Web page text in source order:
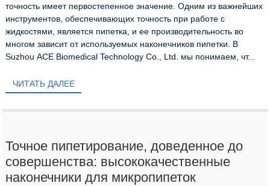
точность имеет первостепенное значение. Одним из важнейших
инструментов, обеспечивающих точность при работе с
жидкостями, является пипетка, и ее производительность во
многом зависит от используемых наконечников пипетки. В
Suzhou ACE Biomedical Technology Co., Ltd. мы понимаем, чт...
ЧИТАТЬ ДАЛЕЕ
Точное пипетирование, доведенное до
совершенства: высококачественные
наконечники для микропипеток